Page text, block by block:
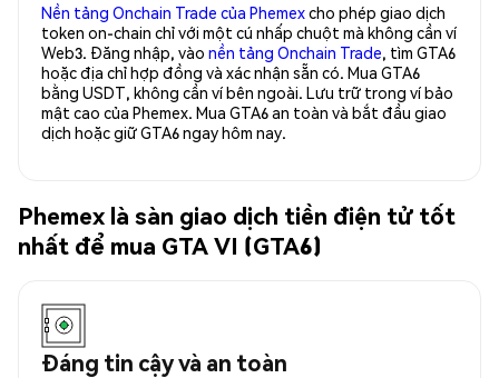
Nền tảng Onchain Trade của Phemexcho phép giao dịch
token on-chain chỉ với một cú nhấp chuột mà không cần ví
Web3. Đăng nhập, vào nền tảng Onchain Trade, tìm GTA6
hoặc địa chỉ hợp đồng và xác nhận sẵn có. Mua GTA6
bằng USDT, không cần ví bên ngoài. Lưu trữ trong ví bảo
mật cao của Phemex. Mua GTA6 an toàn và bắt đầu giao
dịch hoặc giữ GTA6 ngay hôm nay.
Phemex là sàn giao dịch tiền điện tử tốt
nhất để mua GTA VI (GTA6)
Đáng tin cậy và an toàn